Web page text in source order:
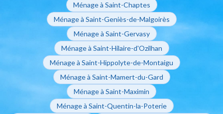
Ménage à Saint-Chaptes
Ménage à Saint-Geniès-de-Malgoirès
Ménage à Saint-Gervasy
Ménage à Saint-Hilaire-d'Ozilhan
Ménage à Saint-Hippolyte-de-Montaigu
Ménage à Saint-Mamert-du-Gard
Ménage à Saint-Maximin
Ménage à Saint-Quentin-la-Poterie